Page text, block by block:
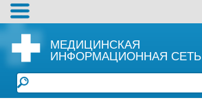
МЕДИЦИНСКАЯ
ИНФОРМАЦИОННАЯ СЕТЬ